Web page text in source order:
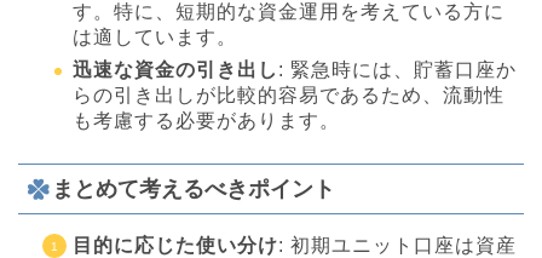
す。特に、短期的な資金運用を考えている方に
は適しています。
迅速な資金の引き出し : 緊急時には、貯蓄口座か
らの引き出しが比較的容易であるため、流動性
も考慮する必要があります。
まとめて考えるべきポイント
目的に応じた使い分け: 初期ユニット口座は資産